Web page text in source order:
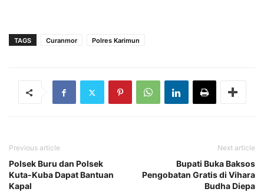
TAGS Curanmor Polres Karimun
Previous article
Polsek Buru dan Polsek
Kuta-Kuba Dapat Bantuan
Kapal
Next article
Bupati Buka Baksos
Pengobatan Gratis di Vihara
Budha Diepa